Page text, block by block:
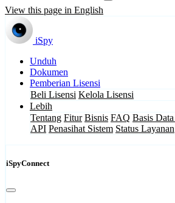
View this page in English
iSpy
Unduh
Dokumen
Pemberian Lisensi
Beli Lisensi Kelola Lisensi
Lebih
Tentang Fitur Bisnis FAQ Basis
API Penasihat Sistem Status Layanan
iSpyConnect